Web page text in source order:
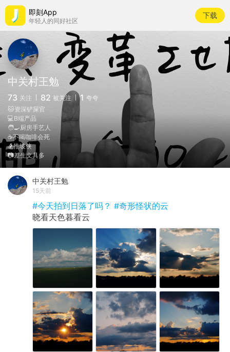
即刻App
年轻人的同好社区
下载
中关村王勉
73 关注 82 被关注 1 夸夸
🐱资深铲屎官
💻B端产品
🧑‍🍳厨房手艺人
☕️不喝咖啡会死
🏂推坡侠
📷差生文具多
中关村王勉
15天前
#今天拍到日落了吗？ #奇形怪状的云
晓看天色暮看云